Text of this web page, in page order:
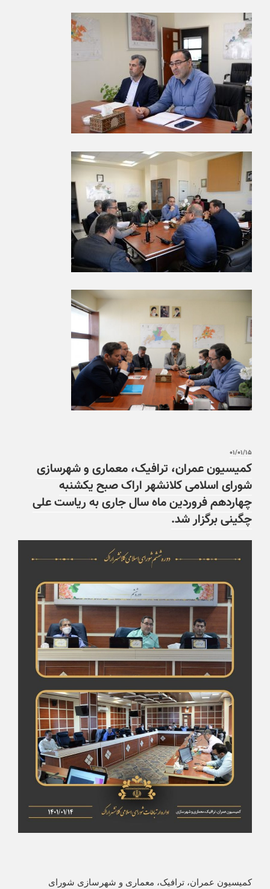
۰۱/۰۱/۱۵
کمیسیون عمران، ترافیک، معماری و شهرسازی
شورای اسلامی کلانشهر اراک صبح یکشنبه
چهاردهم فروردین ماه سال جاری به ریاست علی
چگینی برگزار شد.
کمیسیون عمران، ترافیک، معماری و شهرسازی شورای